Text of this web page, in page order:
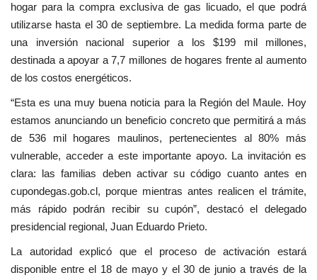
hogar para la compra exclusiva de gas licuado, el que podrá
utilizarse hasta el 30 de septiembre. La medida forma parte de
una inversión nacional superior a los $199 mil millones,
destinada a apoyar a 7,7 millones de hogares frente al aumento
de los costos energéticos.
“Esta es una muy buena noticia para la Región del Maule. Hoy
estamos anunciando un beneficio concreto que permitirá a más
de 536 mil hogares maulinos, pertenecientes al 80% más
vulnerable, acceder a este importante apoyo. La invitación es
clara: las familias deben activar su código cuanto antes en
cupondegas.gob.cl, porque mientras antes realicen el trámite,
más rápido podrán recibir su cupón”, destacó el delegado
presidencial regional, Juan Eduardo Prieto.
La autoridad explicó que el proceso de activación estará
disponible entre el 18 de mayo y el 30 de junio a través de la